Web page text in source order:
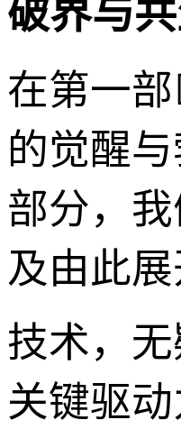
破界与
在第一
的觉醒
部分，
及由此
技术，
关键驱